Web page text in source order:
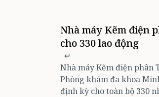
Nhà máy Kẽm điện
cho 330 lao động
↵
Nhà máy Kẽm điện phân
Phòng khám đa khoa
định kỳ cho toàn bộ 330